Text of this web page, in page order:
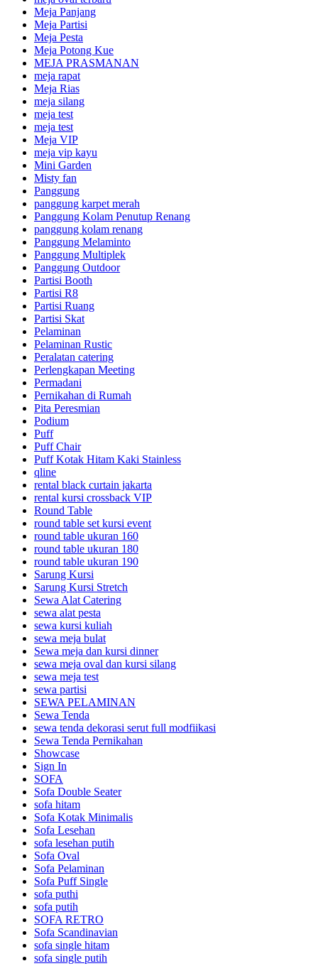
Meja Panjang
Meja Partisi
Meja Pesta
Meja Potong Kue
MEJA PRASMANAN
meja rapat
Meja Rias
meja silang
meja test
meja test
Meja VIP
meja vip kayu
Mini Garden
Misty fan
Panggung
panggung karpet merah
Panggung Kolam Penutup Renang
panggung kolam renang
Panggung Melaminto
Panggung Multiplek
Panggung Outdoor
Partisi Booth
Partisi R8
Partisi Ruang
Partisi Skat
Pelaminan
Pelaminan Rustic
Peralatan catering
Perlengkapan Meeting
Permadani
Pernikahan di Rumah
Pita Peresmian
Podium
Puff
Puff Chair
Puff Kotak Hitam Kaki Stainless
qline
rental black curtain jakarta
rental kursi crossback VIP
Round Table
round table set kursi event
round table ukuran 160
round table ukuran 180
round table ukuran 190
Sarung Kursi
Sarung Kursi Stretch
Sewa Alat Catering
sewa alat pesta
sewa kursi kuliah
sewa meja bulat
Sewa meja dan kursi dinner
sewa meja oval dan kursi silang
sewa meja test
sewa partisi
SEWA PELAMINAN
Sewa Tenda
sewa tenda dekorasi serut full modfiikasi
Sewa Tenda Pernikahan
Showcase
Sign In
SOFA
Sofa Double Seater
sofa hitam
Sofa Kotak Minimalis
Sofa Lesehan
sofa lesehan putih
Sofa Oval
Sofa Pelaminan
Sofa Puff Single
sofa puthi
sofa putih
SOFA RETRO
Sofa Scandinavian
sofa single hitam
sofa single putih